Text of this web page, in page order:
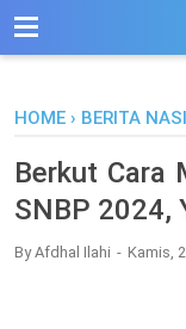
-->
HOME › BERITA
Berkut Cara
SNBP 2024,
ByAfdhal Ilahi Kamis,